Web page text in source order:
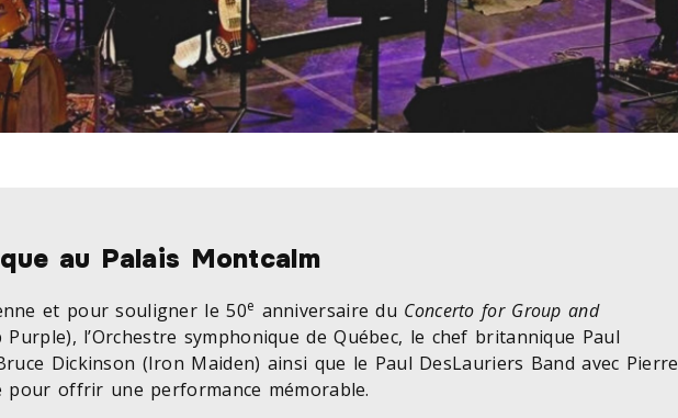
au Palais Montcalm
et pour souligner le 50e anniversaire du Concerto for Group and
Purple), l’Orchestre symphonique de Québec, le chef britannique Paul
Dickinson (Iron Maiden) ainsi que le Paul DesLauriers Band avec Pierre
pour offrir une performance mémorable.